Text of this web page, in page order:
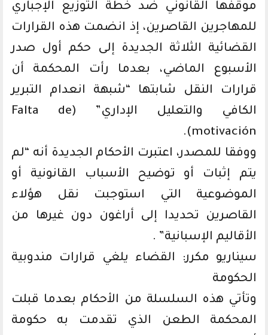
موقفها القانوني ضد خطة التوزيع الإجباري
للمهاجرين القاصرين، إذ انضمت هذه القرارات
القضائية الثلاثة الجديدة إلى حكم أول صدر
الأسبوع الماضي، بعدما رأت المحكمة أن
قرارات النقل شابتها “شبهة انعدام التبرير
الكافي والتعليل الإداري” (Falta de
motivación).
ووفقا للمصدر، اعتبرت الأحكام الجديدة أنه “لم
يتم إثبات أو توضيح الأسباب القانونية أو
الموضوعية التي استوجبت نقل هؤلاء
القاصرين تحديدا إلى أراغون دون غيرها من
الأقاليم الإسبانية” .
سيناريو مكرر: القضاء يلغي قرارات مندوبية
الحكومة
وتأتي هذه السلسلة من الأحكام بعدما قبلت
المحكمة الطعن الذي تقدمت به حكومة